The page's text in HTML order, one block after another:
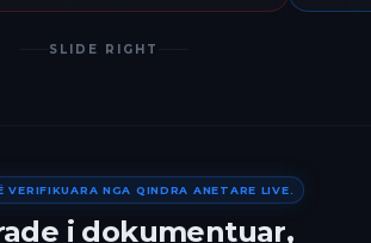
SLIDE RIGHT
VERIFIKUARA NGA QINDRA ANETARE LIVE.
i dokumentuar,